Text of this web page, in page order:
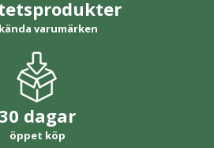
varumärken
30 dagar
öppet köp